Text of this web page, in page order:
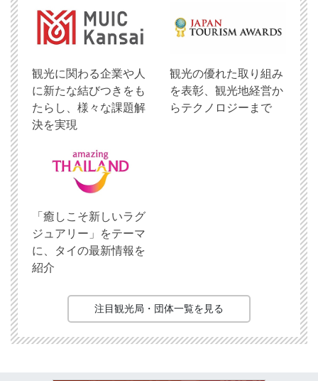
観光に関わる企業や人
に新たな結びつきをも
たらし、様々な課題解
決を実現
観光の優れた取り組み
を表彰、観光地経営か
らテクノロジーまで
「癒しこそ新しいラグ
ジュアリー」をテーマ
に、タイの最新情報を
紹介
注目観光局・団体一覧を見る